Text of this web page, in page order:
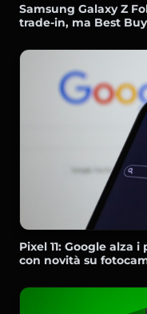
Samsung Galaxy Z
trade-in, ma Best
Pixel 11: Google alza
con novità su